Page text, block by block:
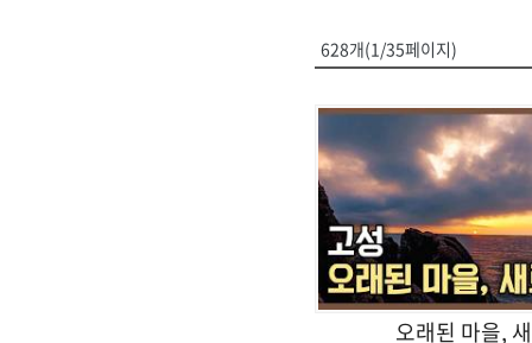
628개(1/35페이지)
오래된 마을,